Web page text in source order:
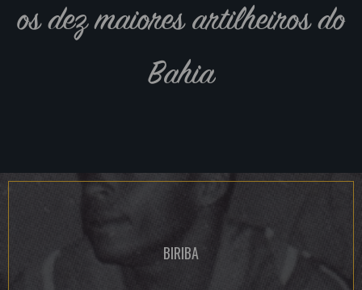
os dez maiores artilheiros do
Bahia
BIRIBA